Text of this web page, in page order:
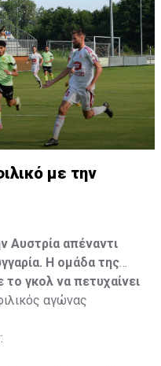
με την
Αυστρία απέναντι
Η ομάδα της
γκολ να πετυχαίνει
αγώνας